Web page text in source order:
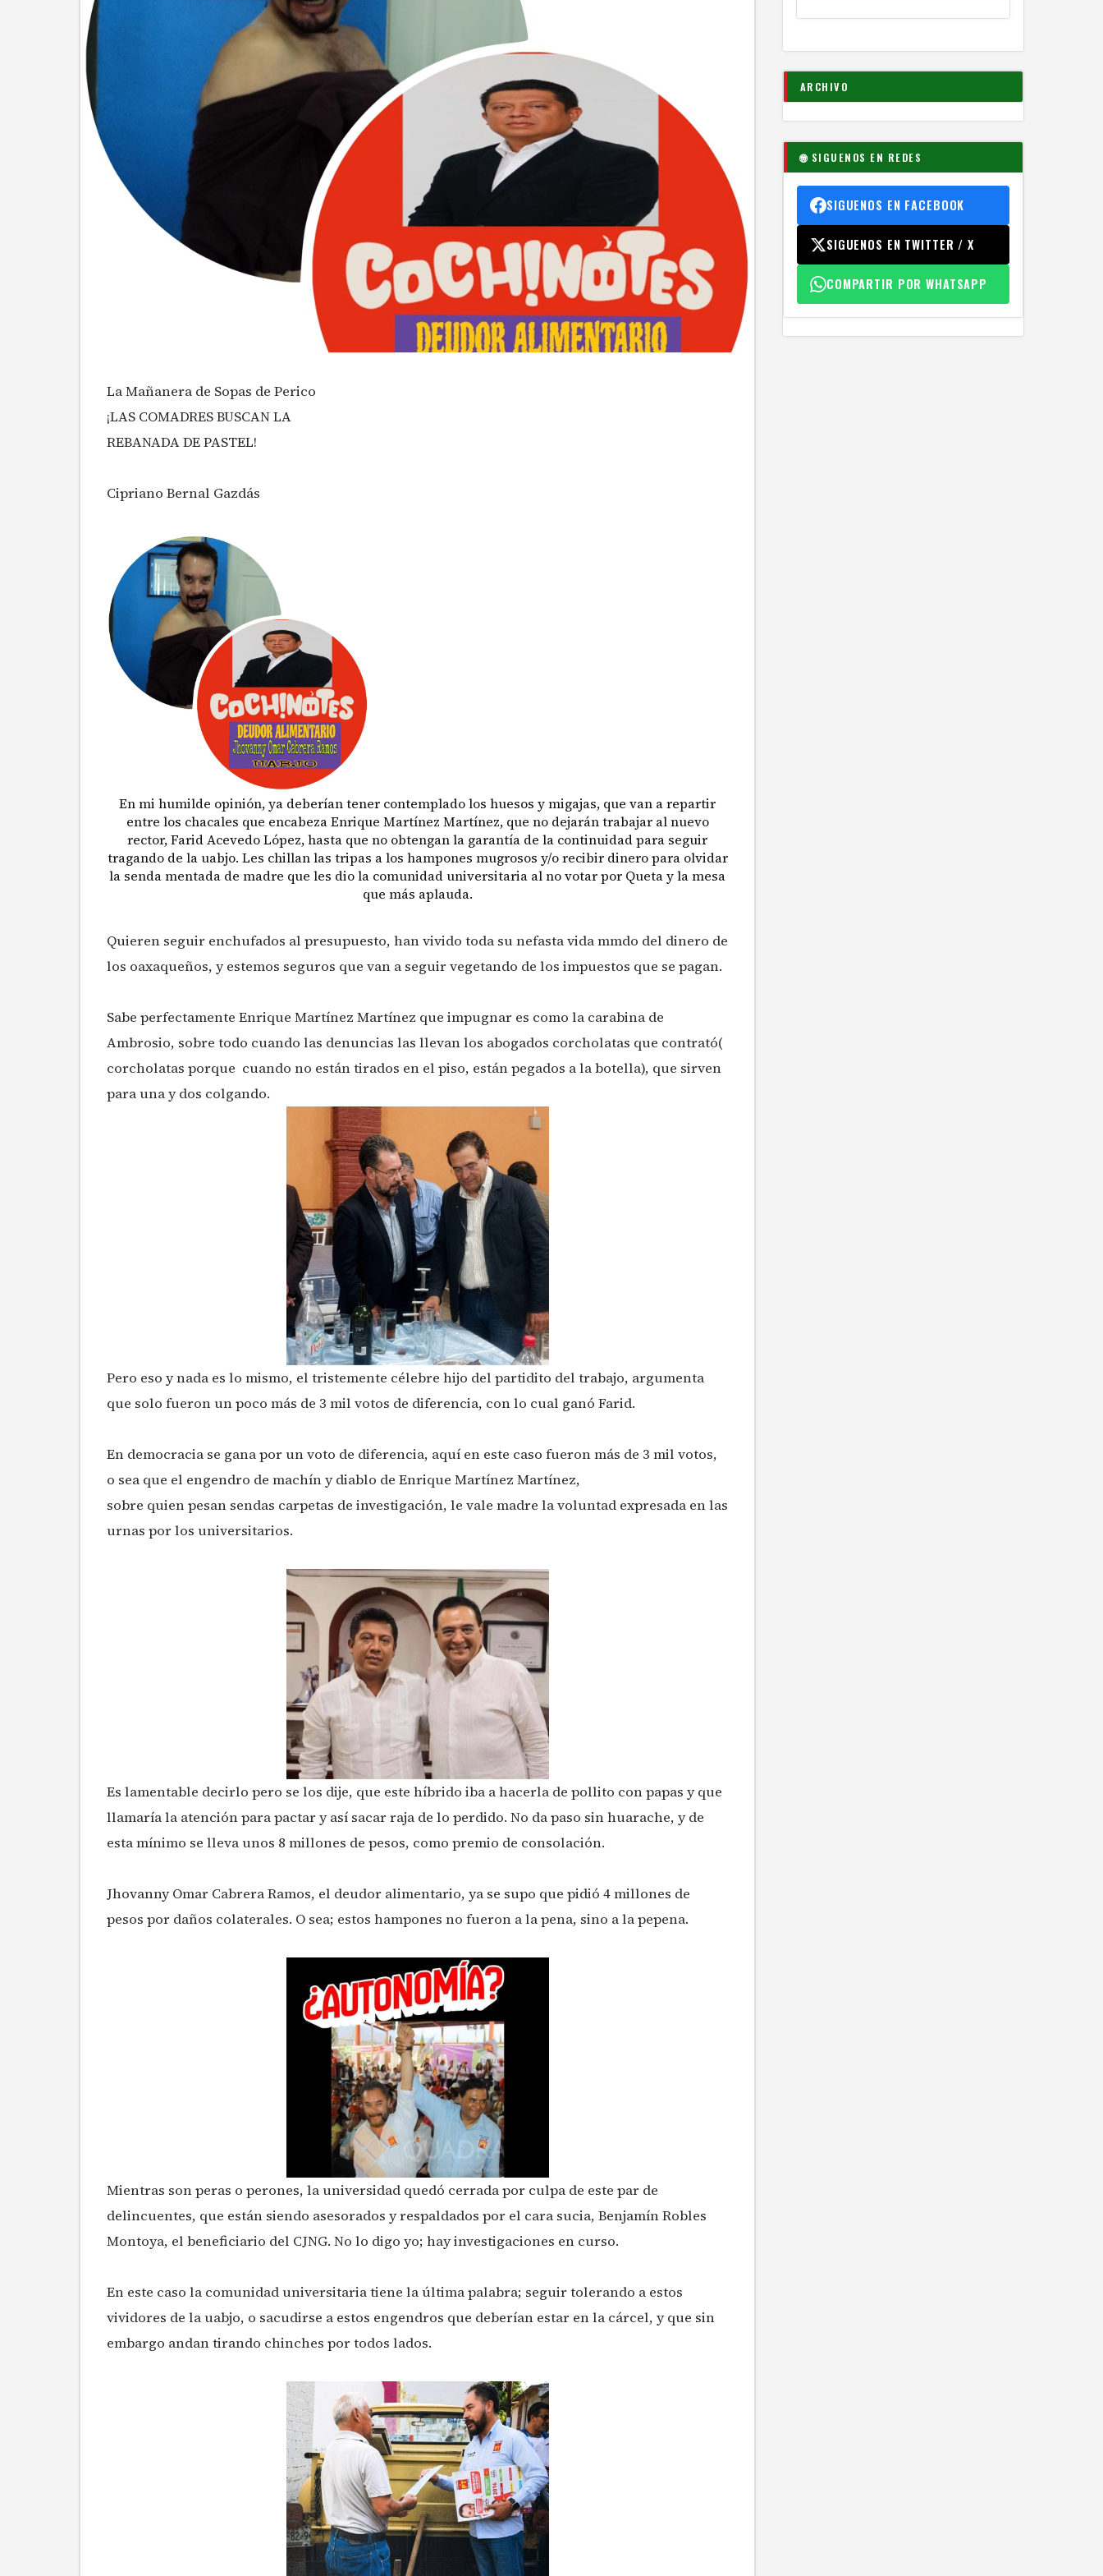
La Mañanera de Sopas de Perico
¡LAS COMADRES BUSCAN LA
REBANADA DE PASTEL!
Cipriano Bernal Gazdás
En mi humilde opinión, ya deberían tener contemplado los huesos y migajas, que van a repartir
entre los chacales que encabeza Enrique Martínez Martínez, que no dejarán trabajar al nuevo
rector, Farid Acevedo López, hasta que no obtengan la garantía de la continuidad para seguir
tragando de la uabjo. Les chillan las tripas a los hampones mugrosos y/o recibir dinero para olvidar
la senda mentada de madre que les dio la comunidad universitaria al no votar por Queta y la mesa
que más aplauda.
Quieren seguir enchufados al presupuesto, han vivido toda su nefasta vida mmdo del dinero de
los oaxaqueños, y estemos seguros que van a seguir vegetando de los impuestos que se pagan.
Sabe perfectamente Enrique Martínez Martínez que impugnar es como la carabina de
Ambrosio, sobre todo cuando las denuncias las llevan los abogados corcholatas que contrató(
corcholatas porque cuando no están tirados en el piso, están pegados a la botella), que sirven
para una y dos colgando.
Pero eso y nada es lo mismo, el tristemente célebre hijo del partidito del trabajo, argumenta
que solo fueron un poco más de 3 mil votos de diferencia, con lo cual ganó Farid.
En democracia se gana por un voto de diferencia, aquí en este caso fueron más de 3 mil votos,
o sea que el engendro de machín y diablo de Enrique Martínez Martínez,
sobre quien pesan sendas carpetas de investigación, le vale madre la voluntad expresada en las
urnas por los universitarios.
Es lamentable decirlo pero se los dije, que este híbrido iba a hacerla de pollito con papas y que
llamaría la atención para pactar y así sacar raja de lo perdido. No da paso sin huarache, y de
esta mínimo se lleva unos 8 millones de pesos, como premio de consolación.
Jhovanny Omar Cabrera Ramos, el deudor alimentario, ya se supo que pidió 4 millones de
pesos por daños colaterales. O sea; estos hampones no fueron a la pena, sino a la pepena.
Mientras son peras o perones, la universidad quedó cerrada por culpa de este par de
delincuentes, que están siendo asesorados y respaldados por el cara sucia, Benjamín Robles
Montoya, el beneficiario del CJNG. No lo digo yo; hay investigaciones en curso.
En este caso la comunidad universitaria tiene la última palabra; seguir tolerando a estos
vividores de la uabjo, o sacudirse a estos engendros que deberían estar en la cárcel, y que sin
embargo andan tirando chinches por todos lados.
ARCHIVO
🌐 SIGUENOS EN REDES
SIGUENOS EN FACEBOOK
SIGUENOS EN TWITTER / X
COMPARTIR POR WHATSAPP